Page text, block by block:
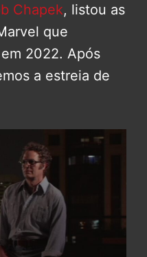
Chapek, listou as
que
2022. Após
a estreia de